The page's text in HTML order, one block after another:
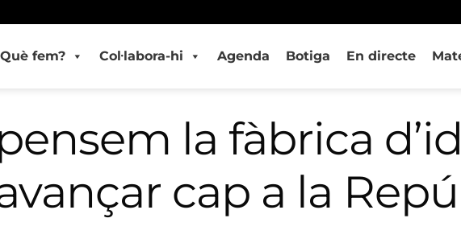
Què fem? Col·labora-hi Agenda Botiga En directe
la fàbrica
cap a la